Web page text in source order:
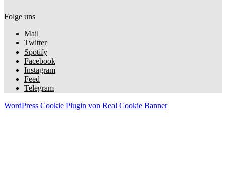
Folge uns
Mail
Twitter
Spotify
Facebook
Instagram
Feed
Telegram
WordPress Cookie Plugin von Real Cookie Banner